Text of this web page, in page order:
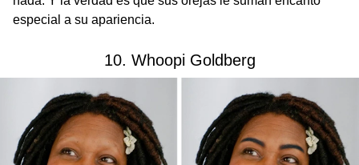
especial a su apariencia.
10. Whoopi Goldberg